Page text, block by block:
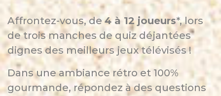
Affrontez-vous, de4 à 12 joueurs*, lors
de trois manches de quiz déjantées
dignes des meilleurs jeux télévisés !
Dans une ambiance rétro et 100%
gourmande, répondez à des questions